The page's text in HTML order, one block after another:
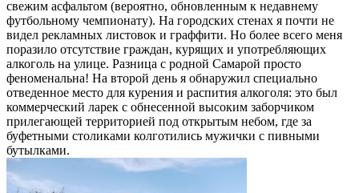
свежим асфальтом (вероятно, обновленным к недавнему
футбольному чемпионату). На городских стенах я почти не
видел рекламных листовок и граффити. Но более всего меня
поразило отсутствие граждан, курящих и употребляющих
алкоголь на улице. Разница с родной Самарой просто
феноменальна! На второй день я обнаружил специально
отведенное место для курения и распития алкоголя: это был
коммерческий ларек с обнесенной высоким заборчиком
прилегающей территорией под открытым небом, где за
буфетными столиками колготились мужички с пивными
бутылками.